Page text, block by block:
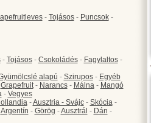
- Tojásos- Puncsok-
- Tojásos- Csokoládés- Fagylaltos-
alapú - Szirupos- Egyéb
Grapefruit- Narancs- Málna- Mangó
- Vegyes
-Ausztria - Svájc- Skócia-
Argentín - Görög -Ausztrál - Dán -